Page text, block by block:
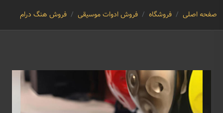
صفحه اصلی فروشگاه فروش ادوات موسیقی فروش هنگ درام